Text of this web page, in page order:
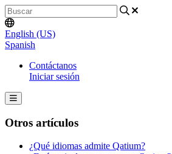
English (US)
Spanish
Contáctanos
Iniciar sesión
Otros artículos
¿Qué idiomas admite Qatium?